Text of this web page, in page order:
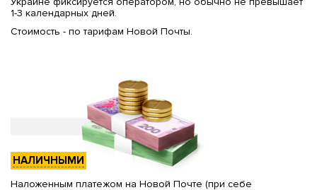
1-3 календарных дней.
Стоимость - по тарифам Новой Почты.
НАЛИЧНЫМИ
Наложенным платежом на Новой Почте (при себе